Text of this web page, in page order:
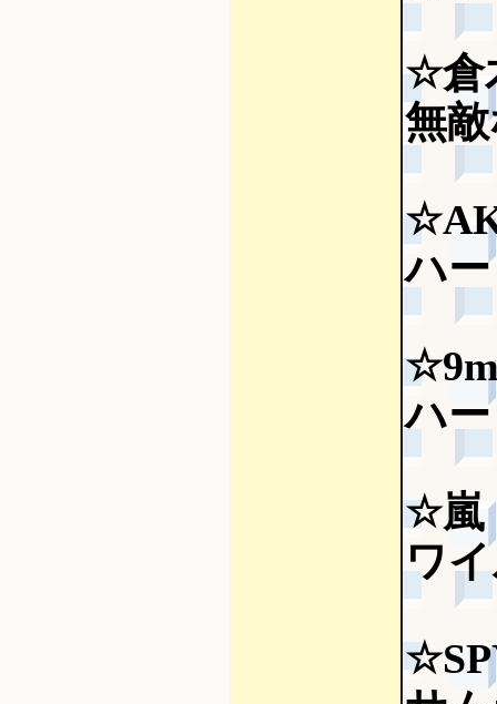
☆倉
無
ハ
ハ
☆嵐
ワ